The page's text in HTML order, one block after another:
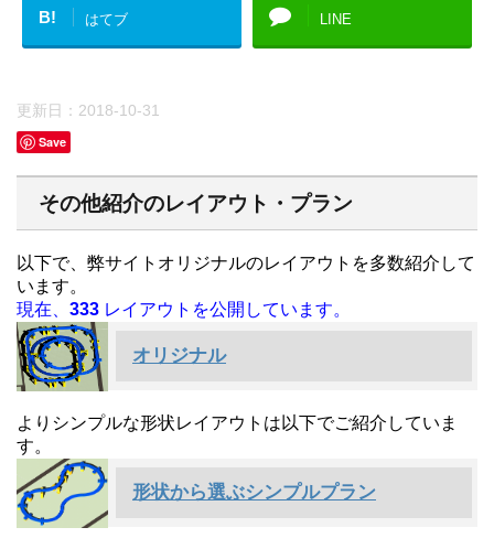
B! はてブ LINE
更新日： 2018-10-31
Save
その他紹介のレイアウト・プラン
以下で、弊サイトオリジナルのレイアウトを多数紹介して
います。
現在、 333 レイアウトを公開しています。
オリジナル
よりシンプルな形状レイアウトは以下でご紹介していま
す。
形状から選ぶシンプルプラン